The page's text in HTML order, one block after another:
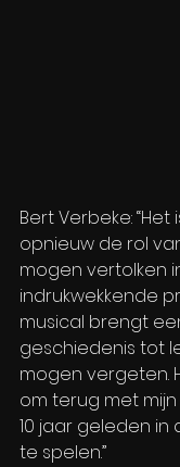
Bert Verbeke:
opnieuw de rol
mogen vertolken
indrukwekkende
musical brengt
geschiedenis tot
mogen vergeten.
om terug met
10 jaar geleden in
te spelen.”